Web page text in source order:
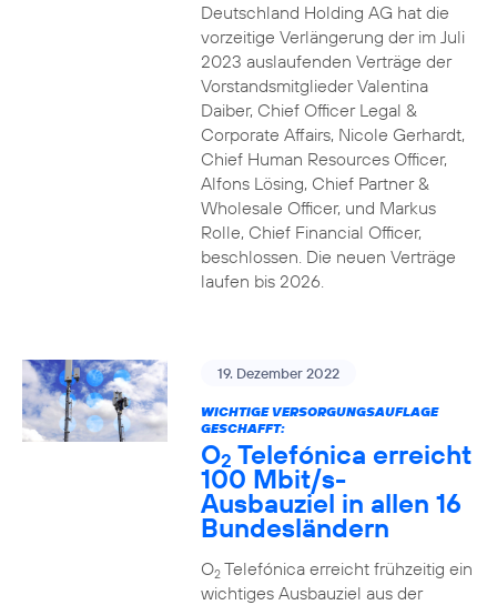
Deutschland Holding AG hat die
vorzeitige Verlängerung der im Juli
2023 auslaufenden Verträge der
Vorstandsmitglieder Valentina
Daiber, Chief Officer Legal &
Corporate Affairs, Nicole Gerhardt,
Chief Human Resources Officer,
Alfons Lösing, Chief Partner &
Wholesale Officer, und Markus
Rolle, Chief Financial Officer,
beschlossen. Die neuen Verträge
laufen bis 2026.
19. Dezember 2022
WICHTIGE VERSORGUNGSAUFLAGE
GESCHAFFT:
O2 Telefónica erreicht
100 Mbit/s-
Ausbauziel in allen 16
Bundesländern
O2Telefónica erreicht frühzeitig ein
wichtiges Ausbauziel aus der